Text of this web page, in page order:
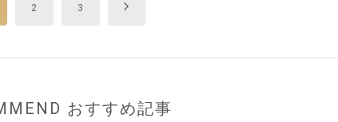
2 3 Next
おすすめ記事